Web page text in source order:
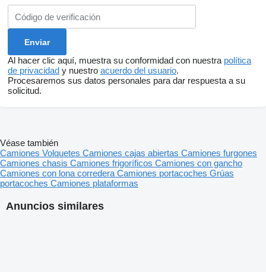
Al hacer clic aquí, muestra su conformidad con nuestra política
de privacidad y nuestro acuerdo del usuario.
Procesaremos sus datos personales para dar respuesta a su
solicitud.
Anuncios similares
Véase también
Camiones Volquetes Camiones cajas abiertas Camiones furgones
Camiones chasis Camiones frigoríficos Camiones con gancho
Camiones con lona corredera Camiones portacoches Grúas
portacoches Camiones plataformas